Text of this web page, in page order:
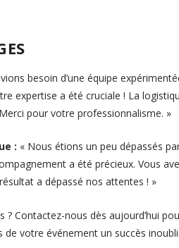
besoin d’une équipe
expertise a été cruciale ! La
pour votre professionnalisme. »
: « Nous étions un peu dépassés
a été précieux. Vous
a dépassé nos attentes ! »
Contactez-nous dès aujourd’hui
votre événement un succès